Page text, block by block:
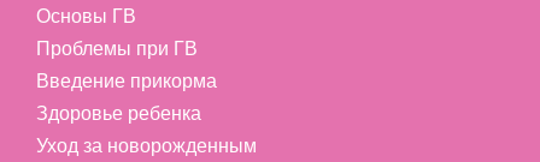
Основы ГВ
Проблемы при ГВ
Введение прикорма
Здоровье ребенка
Уход за новорожденным